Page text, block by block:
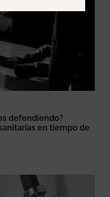
defendiendo?
en tiempo de